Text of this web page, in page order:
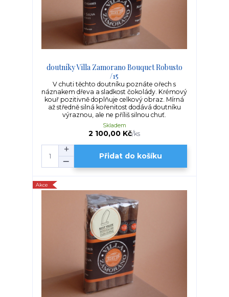
doutníky Villa Zamorano Bouquet Robusto
/15
V chuti těchto doutníku poznáte ořech s
náznakem dřeva a sladkost čokolády. Krémový
kouř pozitivně doplňuje celkový obraz. Mírná
až středně silná kořenitost dodává doutníku
výraznou, ale ne příliš silnou chuť.
2 100,00 Kč/ks
Skladem
Přidat do košíku
Akce